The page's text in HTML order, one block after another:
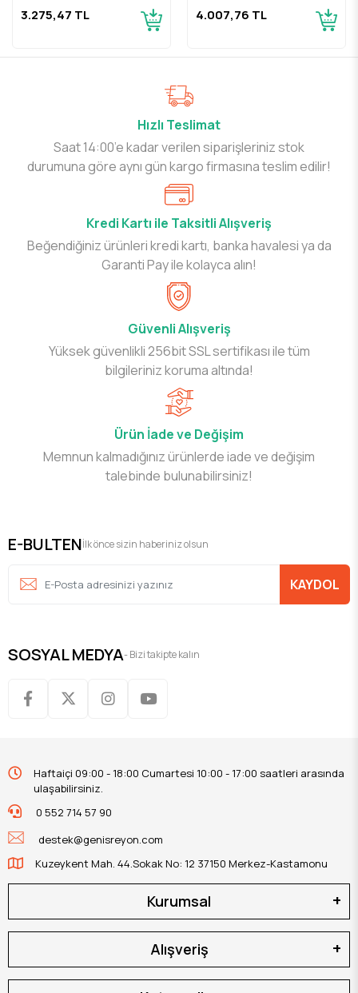
3.275,47 TL 4.007,76 TL
Hızlı Teslimat
Saat 14:00’e kadar verilen siparişleriniz stok
durumuna göre aynı gün kargo firmasına teslim edilir!
Kredi Kartı ile Taksitli Alışveriş
Beğendiğiniz ürünleri kredi kartı, banka havalesi ya da
Garanti Pay ile kolayca alın!
Güvenli Alışveriş
Yüksek güvenlikli 256bit SSL sertifikası ile tüm
bilgileriniz koruma altında!
Ürün İade ve Değişim
Memnun kalmadığınız ürünlerde iade ve değişim
talebinde bulunabilirsiniz!
E-BULTENİlk önce sizin haberiniz olsun
KAYDOL
SOSYAL MEDYA- Bizi takipte kalın
Haftaiçi 09:00 - 18:00 Cumartesi 10:00 - 17:00 saatleri arasında
ulaşabilirsiniz.
0 552 714 57 90
destek@genisreyon.com
Kuzeykent Mah. 44.Sokak No: 12 37150 Merkez-Kastamonu
Kurumsal
Alışveriş